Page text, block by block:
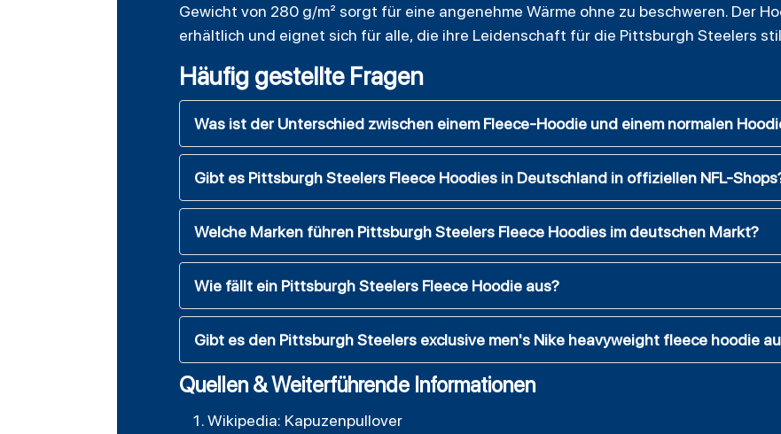
Gewicht von 280 g/m² sorgt für eine angenehme Wärme ohne zu beschweren. Der
erhältlich und eignet sich für alle, die ihre Leidenschaft für die Pittsburgh Steelers
Häufig gestellte Fragen
Was ist der Unterschied zwischen einem Fleece-Hoodie und einem normalen
Gibt es Pittsburgh Steelers Fleece Hoodies in Deutschland in offiziellen NFL-
Welche Marken führen Pittsburgh Steelers Fleece Hoodies im deutschen Markt?
Wie fällt ein Pittsburgh Steelers Fleece Hoodie aus?
Gibt es den Pittsburgh Steelers exclusive men's Nike heavyweight fleece hoodie
Quellen & Weiterführende Informationen
Wikipedia: Kapuzenpullover